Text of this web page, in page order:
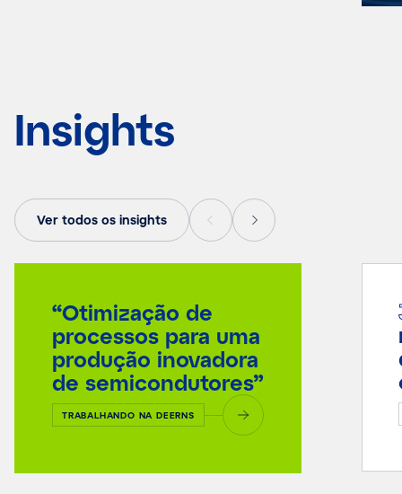
Insights
Ver todos os insights
“Otimização de
processos para uma
produção inovadora
de semicondutores”
TRABALHANDO NA DEERNS